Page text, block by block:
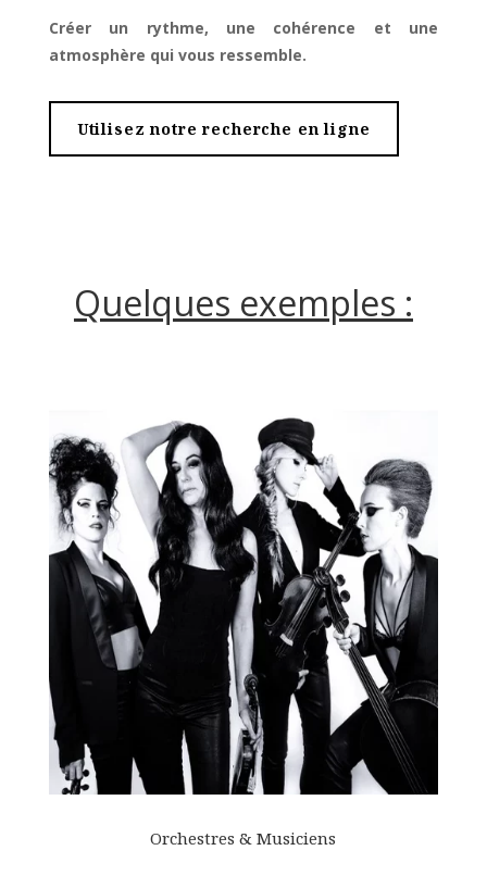
Créer un rythme, une cohérence et une
atmosphère qui vous ressemble.
Utilisez notre recherche en ligne
Quelques exemples :
Orchestres & Musiciens